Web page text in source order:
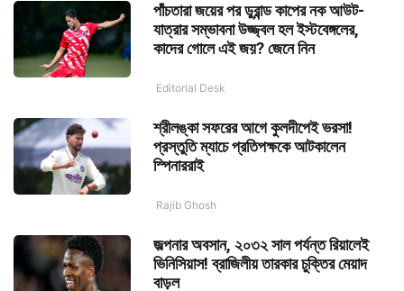
পাঁচতারা জয়ের পর ডুরান্ড কাপের নক আউট-
যাত্রার সম্ভাবনা উজ্জ্বল হল ইস্টবেঙ্গলের,
কাদের গোলে এই জয়? জেনে নিন
Editorial Desk
শ্রীলঙ্কা সফরের আগে কুলদীপেই ভরসা!
প্রস্তুতি ম্যাচে প্রতিপক্ষকে আটকালেন
স্পিনাররাই
Rajib Ghosh
জল্পনার অবসান, ২০৩২ সাল পর্যন্ত রিয়ালেই
ভিনিসিয়াস! ব্রাজিলীয় তারকার চুক্তির মেয়াদ
বাড়ল